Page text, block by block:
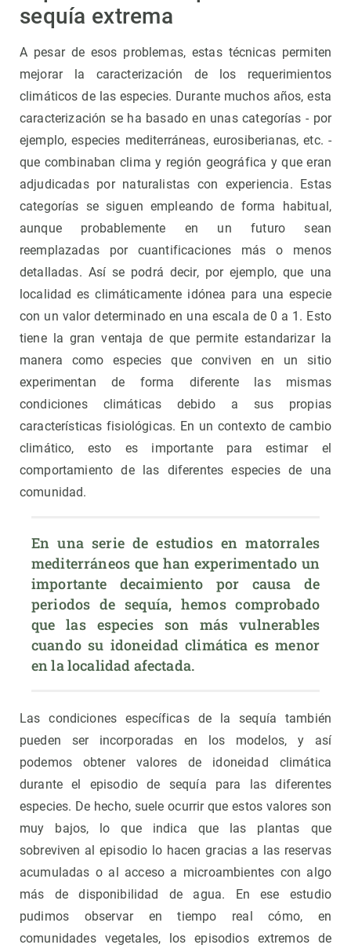
sequía extrema
A pesar de esos problemas, estas técnicas permiten
mejorar la caracterización de los requerimientos
climáticos de las especies. Durante muchos años, esta
caracterización se ha basado en unas categorías - por
ejemplo, especies mediterráneas, eurosiberianas, etc. -
que combinaban clima y región geográfica y que eran
adjudicadas por naturalistas con experiencia. Estas
categorías se siguen empleando de forma habitual,
aunque probablemente en un futuro sean
reemplazadas por cuantificaciones más o menos
detalladas. Así se podrá decir, por ejemplo, que una
localidad es climáticamente idónea para una especie
con un valor determinado en una escala de 0 a 1. Esto
tiene la gran ventaja de que permite estandarizar la
manera como especies que conviven en un sitio
experimentan de forma diferente las mismas
condiciones climáticas debido a sus propias
características fisiológicas. En un contexto de cambio
climático, esto es importante para estimar el
comportamiento de las diferentes especies de una
comunidad.
En una serie de estudios en matorrales
mediterráneos que han experimentado un
importante decaimiento por causa de
periodos de sequía, hemos comprobado
que las especies son más vulnerables
cuando su idoneidad climática es menor
en la localidad afectada.
Las condiciones específicas de la sequía también
pueden ser incorporadas en los modelos, y así
podemos obtener valores de idoneidad climática
durante el episodio de sequía para las diferentes
especies. De hecho, suele ocurrir que estos valores son
muy bajos, lo que indica que las plantas que
sobreviven al episodio lo hacen gracias a las reservas
acumuladas o al acceso a microambientes con algo
más de disponibilidad de agua. En ese estudio
pudimos observar en tiempo real cómo, en
comunidades vegetales, los episodios extremos de